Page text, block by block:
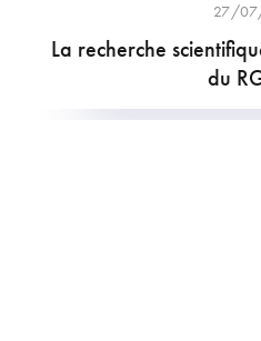
27/
La recherche
du